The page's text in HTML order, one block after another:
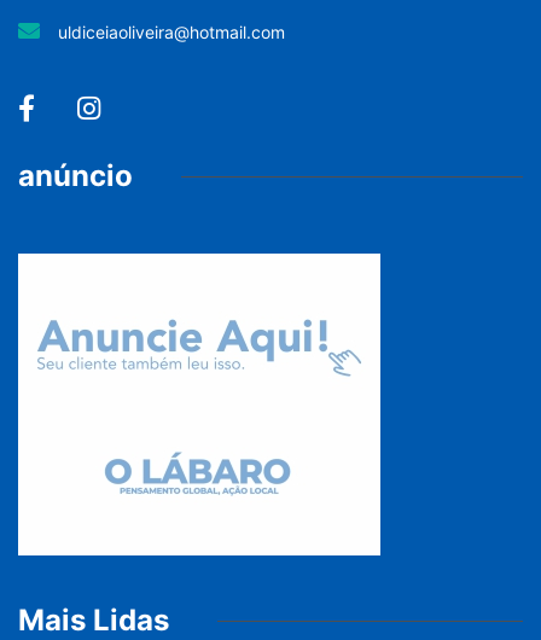
uldiceiaoliveira@hotmail.com
anúncio
Mais Lidas